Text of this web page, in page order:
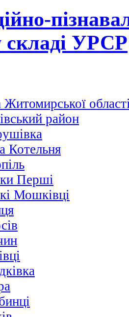
складі УРСР
Житомирської
район
Котельня
Перші
Мошківці